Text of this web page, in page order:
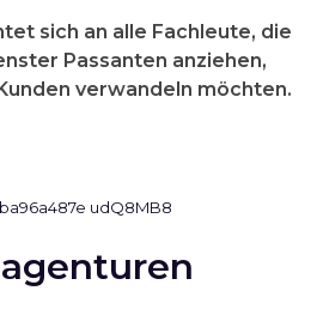
sich an alle Fachleute, die
Passanten anziehen,
verwandeln möchten.